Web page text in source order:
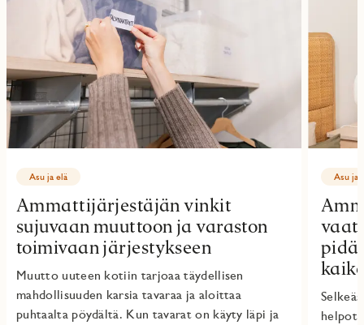
Asu ja elä
Ammattijärjestäjän vinkit
sujuvaan muuttoon ja varaston
toimivaan järjestykseen
Muutto uuteen kotiin tarjoaa täydellisen
mahdollisuuden karsia tavaraa ja aloittaa
puhtaalta pöydältä. Kun tavarat on käyty läpi ja
Asu ja